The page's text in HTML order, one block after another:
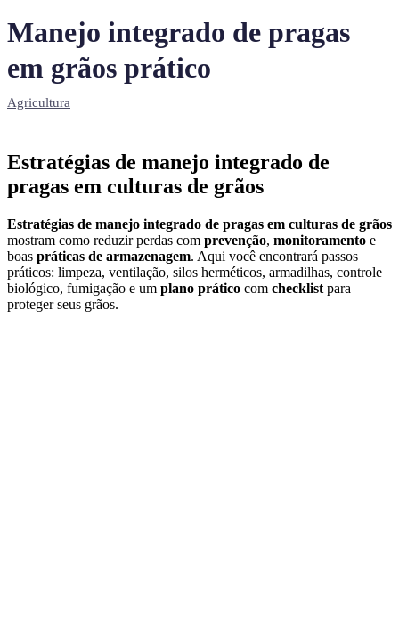
Manejo integrado de pragas
em grãos prático
Agricultura
Estratégias de manejo integrado de
pragas em culturas de grãos
Estratégias de manejo integrado de pragas em culturas de grãos
mostram como reduzir perdas com prevenção, monitoramento e
boas práticas de armazenagem. Aqui você encontrará passos
práticos: limpeza, ventilação, silos herméticos, armadilhas, controle
biológico, fumigação e um plano prático com checklist para
proteger seus grãos.